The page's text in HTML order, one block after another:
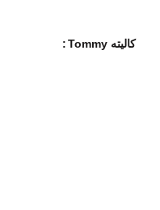
کالیته Tommy